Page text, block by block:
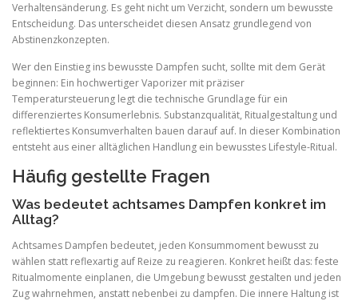
Verhaltensänderung. Es geht nicht um Verzicht, sondern um bewusste
Entscheidung. Das unterscheidet diesen Ansatz grundlegend von
Abstinenzkonzepten.
Wer den Einstieg ins bewusste Dampfen sucht, sollte mit dem Gerät
beginnen: Ein hochwertiger Vaporizer mit präziser
Temperatursteuerung legt die technische Grundlage für ein
differenziertes Konsumerlebnis. Substanzqualität, Ritualgestaltung und
reflektiertes Konsumverhalten bauen darauf auf. In dieser Kombination
entsteht aus einer alltäglichen Handlung ein bewusstes Lifestyle-Ritual.
Häufig gestellte Fragen
Was bedeutet achtsames Dampfen konkret im
Alltag?
Achtsames Dampfen bedeutet, jeden Konsummoment bewusst zu
wählen statt reflexartig auf Reize zu reagieren. Konkret heißt das: feste
Ritualmomente einplanen, die Umgebung bewusst gestalten und jeden
Zug wahrnehmen, anstatt nebenbei zu dampfen. Die innere Haltung ist